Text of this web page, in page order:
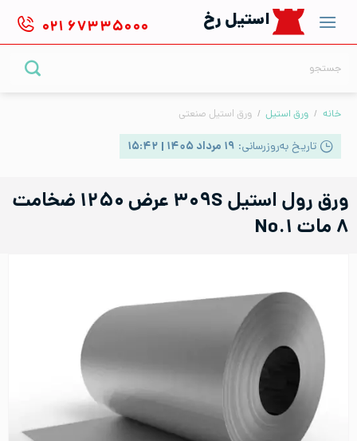
content
استیل رخ ۰۲۱ ۶۷۳۳۵۰۰۰
خانه / ورق استیل / ورق استیل صنعتی
تاریخ به‌روزرسانی: ۱۹ مرداد ۱۴۰۵ | ۱۵:۴۲
ورق رول استیل ۳۰۹S عرض ۱۲۵۰ ضخامت
۸ مات No.۱